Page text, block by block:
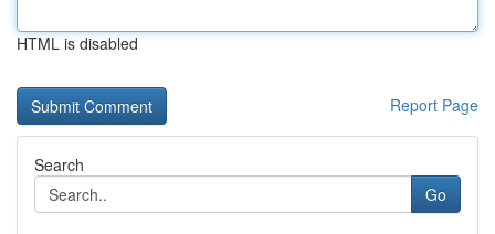
HTML is disabled
Report Page
Search
Go